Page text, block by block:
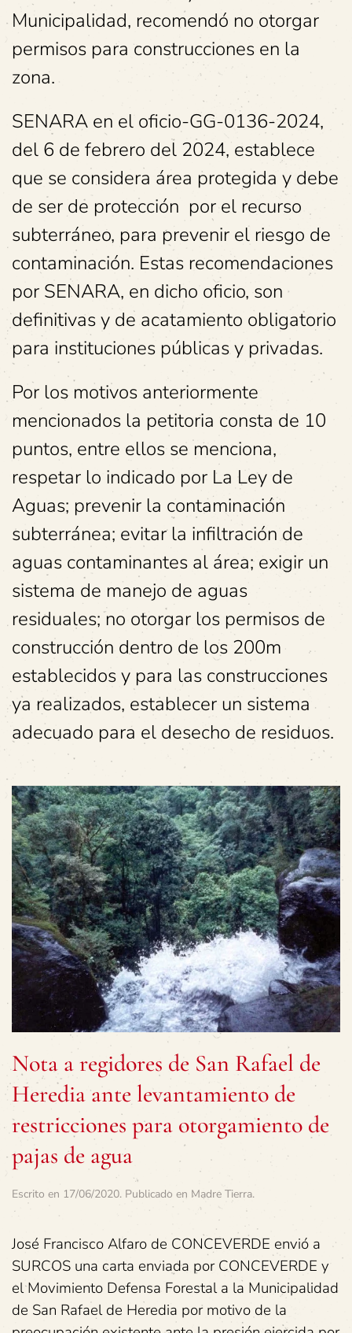
Municipalidad, recomendó no otorgar
permisos para construcciones en la
zona.
SENARA en el oficio-GG-0136-2024,
del 6 de febrero del 2024, establece
que se considera área protegida y debe
de ser de protección por el recurso
subterráneo, para prevenir el riesgo de
contaminación. Estas recomendaciones
por SENARA, en dicho oficio, son
definitivas y de acatamiento obligatorio
para instituciones públicas y privadas.
Por los motivos anteriormente
mencionados la petitoria consta de 10
puntos, entre ellos se menciona,
respetar lo indicado por La Ley de
Aguas; prevenir la contaminación
subterránea; evitar la infiltración de
aguas contaminantes al área; exigir un
sistema de manejo de aguas
residuales; no otorgar los permisos de
construcción dentro de los 200m
establecidos y para las construcciones
ya realizados, establecer un sistema
adecuado para el desecho de residuos.
Nota a regidores de San Rafael de
Heredia ante levantamiento de
restricciones para otorgamiento de
pajas de agua
Escrito en 17/06/2020. Publicado en Madre Tierra.
José Francisco Alfaro de CONCEVERDE envió a
SURCOS una carta enviada por CONCEVERDE y
el Movimiento Defensa Forestal a la Municipalidad
de San Rafael de Heredia por motivo de la